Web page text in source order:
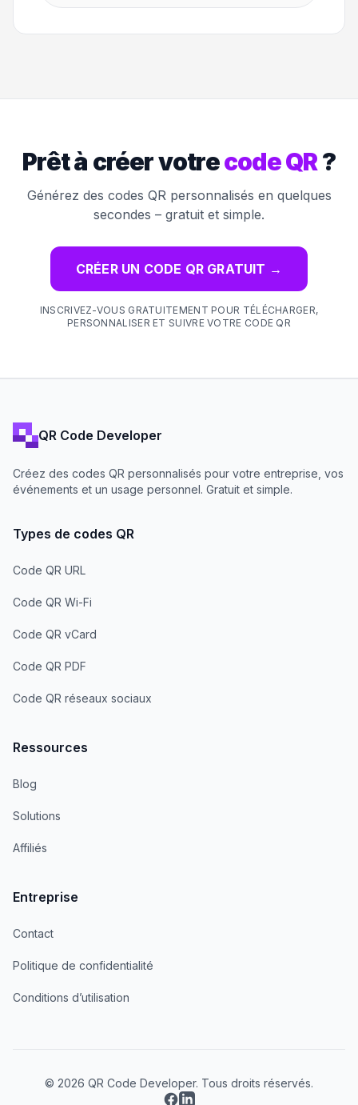
Prêt à créer votrecode QR?
Générez des codes QR personnalisés en quelques
secondes – gratuit et simple.
CRÉER UN CODE QR GRATUIT →
INSCRIVEZ-VOUS GRATUITEMENT POUR TÉLÉCHARGER,
PERSONNALISER ET SUIVRE VOTRE CODE QR
QR Code Developer
Créez des codes QR personnalisés pour votre entreprise, vos
événements et un usage personnel. Gratuit et simple.
Types de codes QR
Code QR URL
Code QR Wi-Fi
Code QR vCard
Code QR PDF
Code QR réseaux sociaux
Ressources
Blog
Solutions
Affiliés
Entreprise
Contact
Politique de confidentialité
Conditions d’utilisation
© 2026 QR Code Developer. Tous droits réservés.